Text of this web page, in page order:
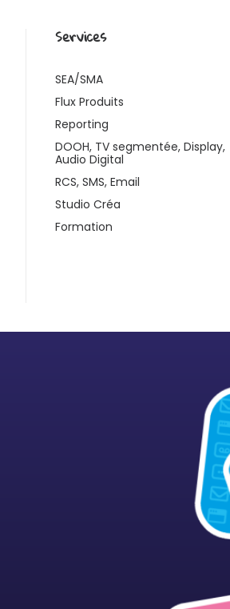
Services
SEA/SMA
Flux Produits
Reporting
DOOH, TV segmentée, Display,
Audio Digital
RCS, SMS, Email
Studio Créa
Formation